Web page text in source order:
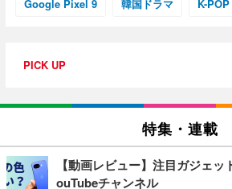
Google Pixel 9 韓国ドラマ K-POP
PICK UP
特集・連載
【動画レビュー】注目ガジェ
ouTubeチャンネル